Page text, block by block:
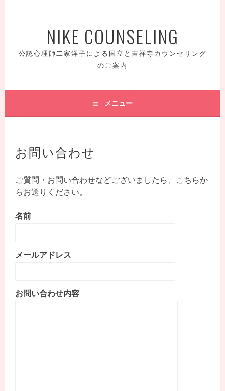
キ
プ
NIKE COUNSELING
公認心理師二家洋子による国立と吉祥寺カウンセリング
のご案内
メニュー
お問い合わせ
ご質問・お問い合わせなどございましたら、こちらか
らお送りください。
名前
メールアドレス
お問い合わせ内容